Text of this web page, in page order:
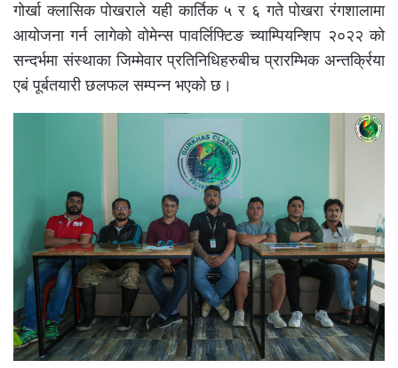
गोर्खा क्लासिक पोखराले यही कार्तिक ५ र ६ गते पोखरा रंगशालामा
आयोजना गर्न लागेको वोमेन्स पावर्लिफ्टिङ च्याम्पियन्शिप २०२२ को
सन्दर्भमा संस्थाका जिम्मेवार प्रतिनिधिहरुबीच प्रारम्भिक अन्तर्क्रिया
एबं पूर्बतयारी छलफल सम्पन्न भएको छ।